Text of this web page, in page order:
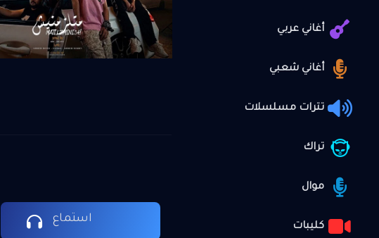
أغاني عربي
أغاني شعبي
تترات مسلسلات
تراك
موال
كليبات
استماع